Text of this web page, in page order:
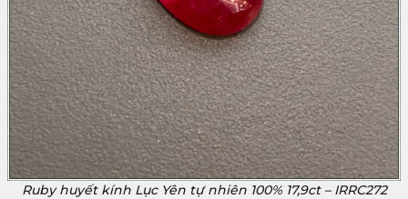
Ruby huyết kính Lục Yên tự nhiên 100% 17,9ct – IRRC272